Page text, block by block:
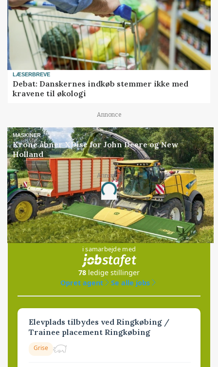
LÆSERBREVE
Debat: Danskernes indkøb stemmer ikke med
kravene til økologi
Annonce
MASKINER
Krone åbner XDisc for John Deere og New
Holland
Annonce
Loading...
Jobs
i samarbejde med
78 ledige stillinger
Opret agent
Se alle jobs
Elevplads tilbydes ved Ringkøbing /
Trainee placement Ringkøbing
Grise